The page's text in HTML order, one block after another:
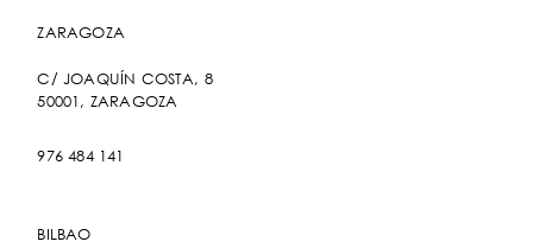
ZARAGOZA
C/ JOAQUÍN COSTA, 8
50001, ZARAGOZA
976 484 141
BILBAO